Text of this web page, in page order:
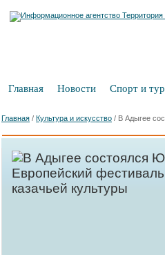
Главная Новости Спорт и
Главная / Культура и искусство / В Адыгее